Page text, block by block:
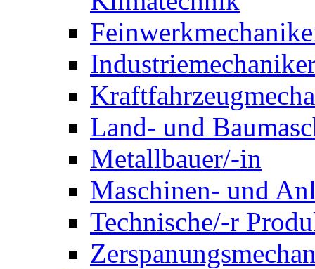
Land- und
Metallbauer/-in
Maschinen- und
Technische/-r